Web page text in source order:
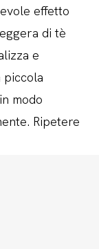
effetto
di tè
e
piccola
modo
Ripetere